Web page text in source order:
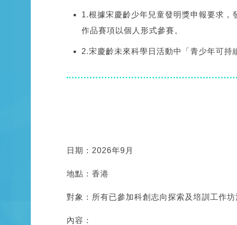
1.根據宋慶齡少年兒童發明獎申報要求
作品賽項以個人形式參賽。
2.宋慶齡未來科學日活動中「青少年可持
日期：2026年9月
地點：香港
對象：所有已參加科創志向探索及培訓工作坊
內容：